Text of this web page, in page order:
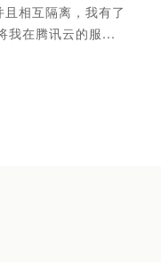
相互隔离，我有了
我在腾讯云的服...